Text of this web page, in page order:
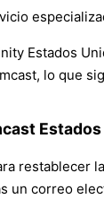
Estados
lo que
correo